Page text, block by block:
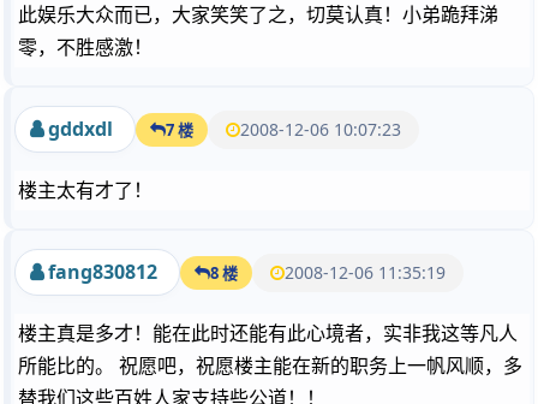
此娱乐大众而已，大家笑笑了之，切莫认真！小弟跪拜涕
零，不胜感激！
gddxdl 7 楼 2008-12-06 10:07:23
楼主太有才了！
fang830812 8 楼 2008-12-06 11:35:19
楼主真是多才！能在此时还能有此心境者，实非我这等凡人
所能比的。 祝愿吧，祝愿楼主能在新的职务上一帆风顺，多
替我们这些百姓人家支持些公道！！